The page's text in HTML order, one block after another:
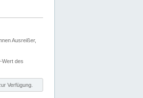
Ausreißer,
Wert des
Verfügung.